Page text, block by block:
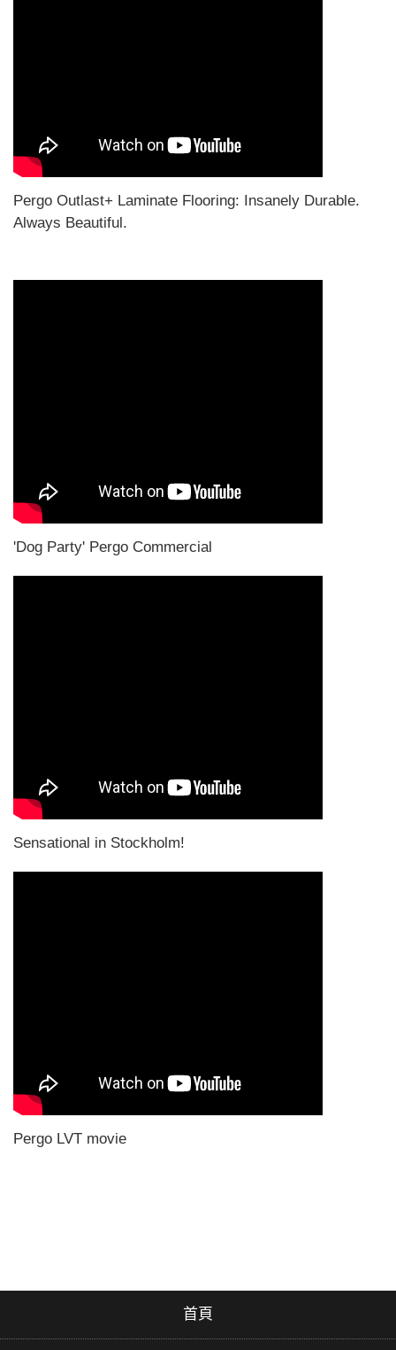
Pergo Outlast+ Laminate Flooring: Insanely Durable.
Always Beautiful.
'Dog Party' Pergo Commercial
Sensational in Stockholm!
Pergo LVT movie
首頁